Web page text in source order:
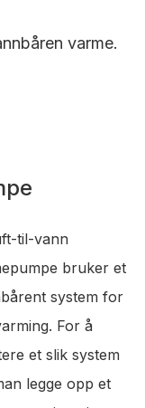
varme.
til-vann
bruker et
system for
For å
et slik system
legge opp et